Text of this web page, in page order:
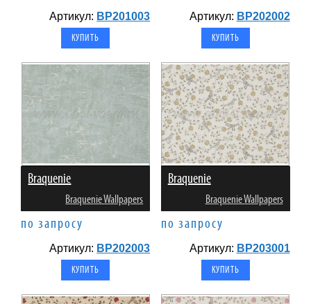
Артикул: BP201003 Артикул: BP202002
Braquenie
Braquenie Wallpapers
по запросу
Артикул: BP202003
Braquenie
Braquenie Wallpapers
по запросу
Артикул: BP203001